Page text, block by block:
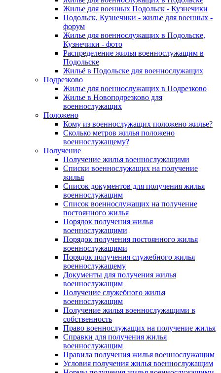
Жилье для военных Подольск - Кузнечики
Подольск, Кузнечики - жилье для военных -
форум
Жилье для военнослужащих в Подольске,
Кузнечики - фото
Распределение жилья военнослужащим в
Подольске
Жильё в Подольске для военнослужащих
Подрезково
Жилье для военнослужащих в Подрезково
Жилье в Новоподрезково для
военнослужащих
Положено
Кому из военнослужащих положено жилье?
Сколько метров жилья положено
военнослужащему?
Получение
Получение жилья военнослужащими
Списки военнослужащих на получение
жилья
Список документов для получения жилья
военнослужащим
Список военнослужащих на получение
постоянного жилья
Порядок получения жилья
военнослужащими
Порядок получения постоянного жилья
военнослужащими
Порядок получения служебного жилья
военнослужащему
Документы для получения жилья
военнослужащим
Получение служебного жилья
военнослужащим
Получение жилья военнослужащими в
собственность
Право военнослужащих на получение жилья
Справки для получения жилья
военнослужащим
Правила получения жилья военнослужащим
Условия получения жилья военнослужащим